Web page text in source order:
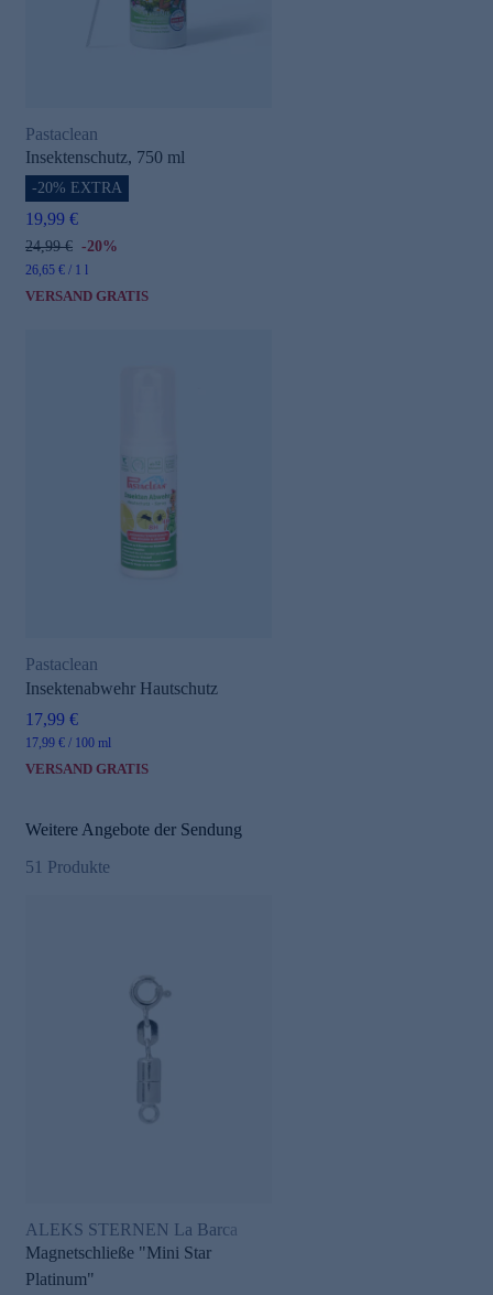
Pastaclean
Insektenschutz, 750 ml
-20% EXTRA
19,99 €
24,99 € -20%
26,65 € / 1 l
VERSAND GRATIS
Pastaclean
Insektenabwehr Hautschutz
17,99 €
17,99 € / 100 ml
VERSAND GRATIS
Weitere Angebote der Sendung
51 Produkte
ALEKS STERNEN La Barca
Magnetschließe "Mini Star
Platinum"